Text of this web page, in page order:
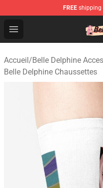
FREE shipping
Open menu
Belle Delphine Store
Accueil/Belle Delphine
Belle Delphine Chaussettes